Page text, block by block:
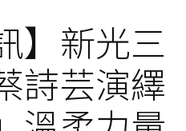
】新光三
詩芸演繹